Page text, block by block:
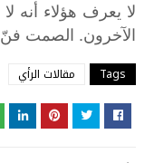
لا يعرف هؤلاء أنه لا
الآخرون. الصمت فنّ
Tags مقالات الرأي